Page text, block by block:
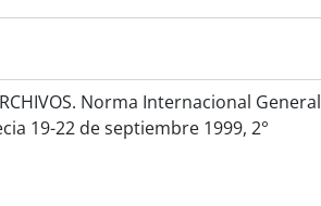
Norma Internacional General
19-22 de septiembre 1999, 2°